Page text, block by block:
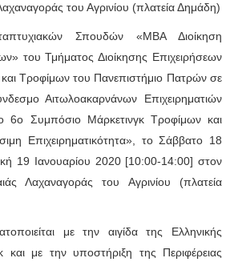
του Αγρινίου (πλατεία Δημάδη)
Σπουδών «ΜΒΑ Διοίκηση
του Τμήματος Διοίκησης Επιχειρήσεων
Τροφίμων του Πανεπιστήμιο Πατρών σε
Αιτωλοακαρνάνων Επιχειρηματιών
6ο Συμπόσιο Μάρκετινγκ Τροφίμων και
Επιχειρηματικότητα», το Σάββατο 18
19 Ιανουαρίου 2020 [10:00-14:00] στον
Λαχαναγοράς του Αγρινίου (πλατεία
με την αιγίδα της Ελληνικής
και με την υποστήριξη της Περιφέρειας